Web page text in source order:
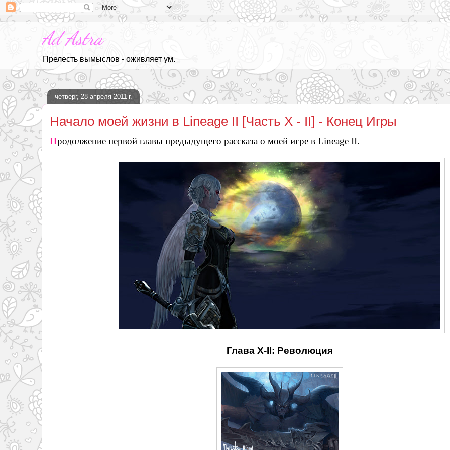
Ad Astra
Прелесть вымыслов - оживляет ум.
четверг, 28 апреля 2011 г.
Начало моей жизни в Lineage II [Часть X - II] - Конец Игры
Продолжение первой главы предыдущего рассказа о моей игре в Lineage II.
Глава X-II: Революция